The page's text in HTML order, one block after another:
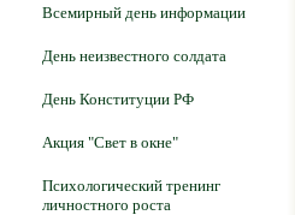
Всемирный день информации
День неизвестного солдата
День Конституции РФ
Акция "Свет в окне"
Психологический тренинг
личностного роста